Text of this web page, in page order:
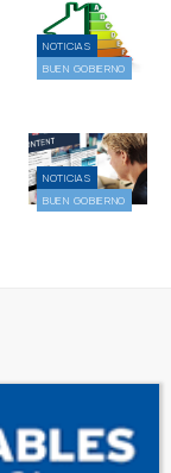
NOTICIAS
BUEN GOBIERNO
NOTICIAS
BUEN GOBIERNO